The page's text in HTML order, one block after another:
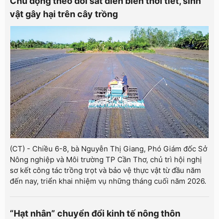
vật gây hại trên cây trồng
(CT) - Chiều 6-8, bà Nguyễn Thị Giang, Phó Giám đốc Sở
Nông nghiệp và Môi trường TP Cần Thơ, chủ trì hội nghị
sơ kết công tác trồng trọt và bảo vệ thực vật từ đầu năm
đến nay, triển khai nhiệm vụ những tháng cuối năm 2026.
“Hạt nhân” chuyển đổi kinh tế nông thôn